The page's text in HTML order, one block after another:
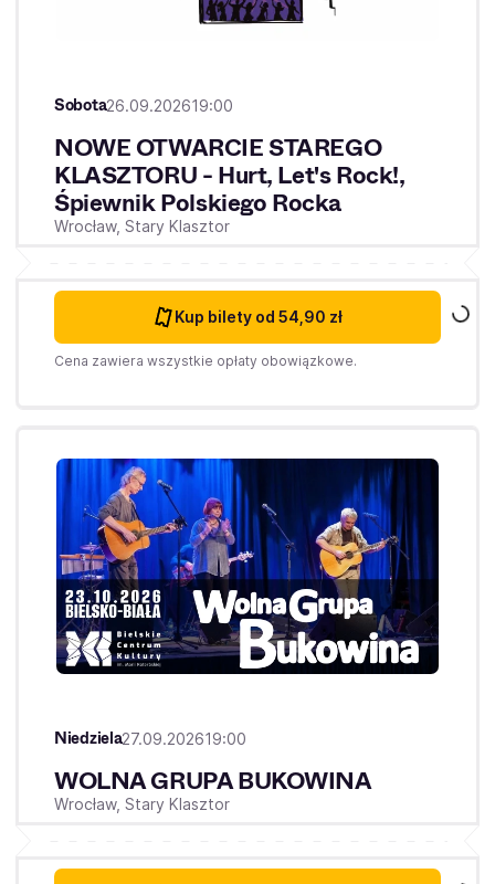
Sobota26.09.202619:00
NOWE OTWARCIE STAREGO
KLASZTORU - Hurt, Let's Rock!,
Śpiewnik Polskiego Rocka
Wrocław, Stary Klasztor
Kup bilety od 54,90 zł
Cena zawiera wszystkie opłaty obowiązkowe.
Niedziela27.09.202619:00
WOLNA GRUPA BUKOWINA
Wrocław, Stary Klasztor